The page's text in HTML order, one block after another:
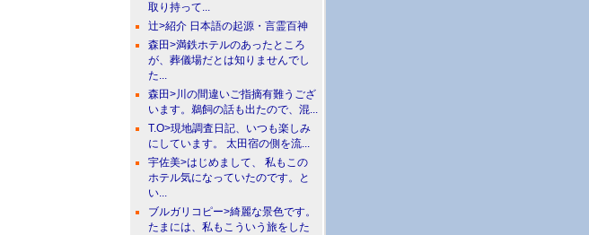
取り持って...
辻>紹介 日本語の起源・言霊百神
森田>満鉄ホテルのあったところ
が、葬儀場だとは知りませんでし
た...
森田>川の間違いご指摘有難うござ
います。鵜飼の話も出たので、混...
T.O>現地調査日記、いつも楽しみ
にしています。 太田宿の側を流...
宇佐美>はじめまして、 私もこの
ホテル気になっていたのです。と
い...
ブルガリコピー>綺麗な景色です。
たまには、私もこういう旅をした